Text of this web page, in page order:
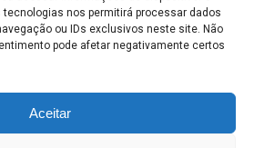
nos permitirá processar dados
ou IDs exclusivos neste site. Não
pode afetar negativamente certos
Aceitar
boletins de divulgação, e não devem ser
de investimento.Leia mais